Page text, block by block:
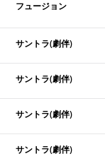
フュージョン
サントラ(劇伴)
サントラ(劇伴)
サントラ(劇伴)
サントラ(劇伴)